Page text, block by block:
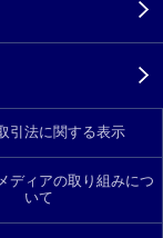
引法に関する表示
ディアの取り組みにつ
いて